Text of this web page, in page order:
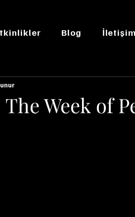
Blog
Week of